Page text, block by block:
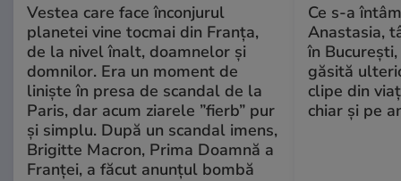
Vestea care face înconjurul
planetei vine tocmai din Franța,
de la nivel înalt, doamnelor și
domnilor. Era un moment de
liniște în presa de scandal de la
Paris, dar acum ziarele ”fierb” pur
și simplu. După un scandal imens,
Brigitte Macron, Prima Doamnă a
Franței, a făcut anunțul bombă
Ce s-a
Anastasia,
în
găsită
clipe din
chiar și pe